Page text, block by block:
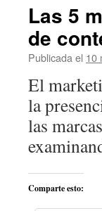
Las 5
de
Publicada el 10
El
la
las
Comparte esto: